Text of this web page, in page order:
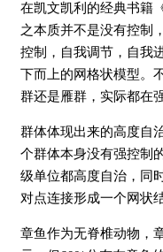
在凯文凯利的经典书籍
之本质并不是没有控制
控制，自我调节，自我
下而上的网格状模型。
群还是雁群，实际都在
群体体现出来的高度自
个群体本身没有强控制
级单位都高度自治，同
对点连接形成一个网状结
章鱼作为无脊椎动物，